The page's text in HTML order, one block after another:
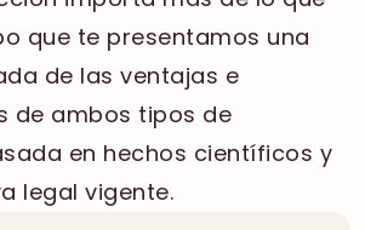
que te presentamos una
de las ventajas e
de ambos tipos de
en hechos científicos y
legal vigente.